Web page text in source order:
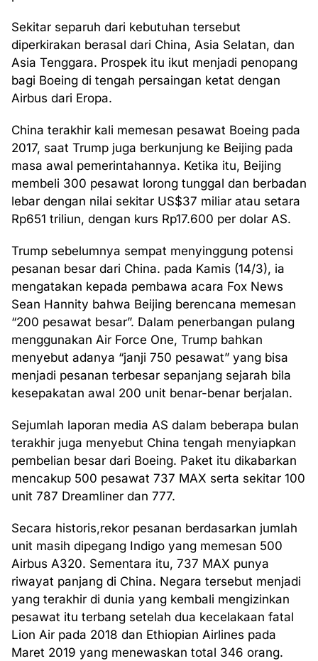
Sekitar separuh dari kebutuhan tersebut
diperkirakan berasal dari China, Asia Selatan, dan
Asia Tenggara. Prospek itu ikut menjadi penopang
bagi Boeing di tengah persaingan ketat dengan
Airbus dari Eropa.
China terakhir kali memesan pesawat Boeing pada
2017, saat Trump juga berkunjung ke Beijing pada
masa awal pemerintahannya. Ketika itu, Beijing
membeli 300 pesawat lorong tunggal dan berbadan
lebar dengan nilai sekitar US$37 miliar atau setara
Rp651 triliun, dengan kurs Rp17.600 per dolar AS.
Trump sebelumnya sempat menyinggung potensi
pesanan besar dari China. pada Kamis (14/3), ia
mengatakan kepada pembawa acara Fox News
Sean Hannity bahwa Beijing berencana memesan
“200 pesawat besar”. Dalam penerbangan pulang
menggunakan Air Force One, Trump bahkan
menyebut adanya “janji 750 pesawat” yang bisa
menjadi pesanan terbesar sepanjang sejarah bila
kesepakatan awal 200 unit benar-benar berjalan.
Sejumlah laporan media AS dalam beberapa bulan
terakhir juga menyebut China tengah menyiapkan
pembelian besar dari Boeing. Paket itu dikabarkan
mencakup 500 pesawat 737 MAX serta sekitar 100
unit 787 Dreamliner dan 777.
Secara historis,rekor pesanan berdasarkan jumlah
unit masih dipegang Indigo yang memesan 500
Airbus A320. Sementara itu, 737 MAX punya
riwayat panjang di China. Negara tersebut menjadi
yang terakhir di dunia yang kembali mengizinkan
pesawat itu terbang setelah dua kecelakaan fatal
Lion Air pada 2018 dan Ethiopian Airlines pada
Maret 2019 yang menewaskan total 346 orang.